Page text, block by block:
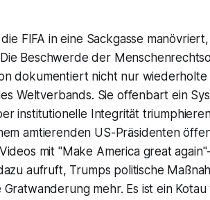
FIFA in eine Sackgasse
Beschwerde der
dokumentiert nicht nur
Weltverbands. Sie offenbart ein
institutionelle Integrität
amtierenden US-Präsidenten
mit "Make America great
aufruft, Trumps politische
Gratwanderung mehr. Es ist ein